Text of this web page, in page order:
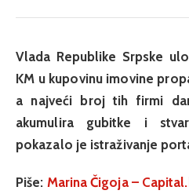
Vlada Republike Srpske
KM u kupovinu imovine
a najveći broj tih firmi
akumulira gubitke i
pokazalo je istraživanje
Piše: Marina Čigoja –